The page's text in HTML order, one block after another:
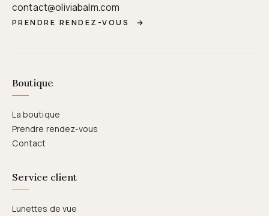
contact@oliviabalm.com
PRENDRE RENDEZ-VOUS →
Boutique
La boutique
Prendre rendez-vous
Contact
Service client
Lunettes de vue